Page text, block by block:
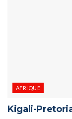
AFRIQUE
Kigali-